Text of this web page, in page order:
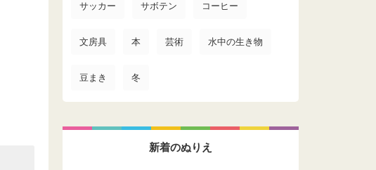
サッカー サボテン コーヒー
文房具 本 芸術 水中の生き物
豆まき 冬
新着のぬりえ